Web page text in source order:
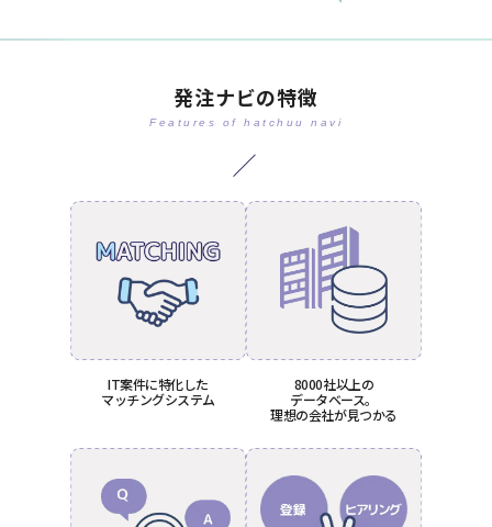
発注ナビの特徴
Features of hatchuu navi
IT案件に特化した
マッチングシステム
8000社以上の
データベース。
理想の会社が見つかる